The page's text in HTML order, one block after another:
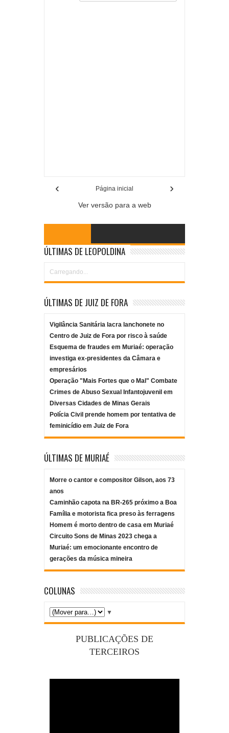
‹ ›
Página inicial
Ver versão para a web
ÚLTIMAS DE LEOPOLDINA
Carregando...
ÚLTIMAS DE JUIZ DE FORA
Vigilância Sanitária lacra lanchonete no
Centro de Juiz de Fora por risco à saúde
Esquema de fraudes em Muriaé: operação
investiga ex-presidentes da Câmara e
empresários
Operação "Mais Fortes que o Mal" Combate
Crimes de Abuso Sexual Infantojuvenil em
Diversas Cidades de Minas Gerais
Polícia Civil prende homem por tentativa de
feminicídio em Juiz de Fora
ÚLTIMAS DE MURIAÉ
Morre o cantor e compositor Gilson, aos 73
anos
Caminhão capota na BR-265 próximo a Boa
Família e motorista fica preso às ferragens
Homem é morto dentro de casa em Muriaé
Circuito Sons de Minas 2023 chega a
Muriaé: um emocionante encontro de
gerações da música mineira
COLUNAS
▼
PUBLICAÇÕES DE
TERCEIROS